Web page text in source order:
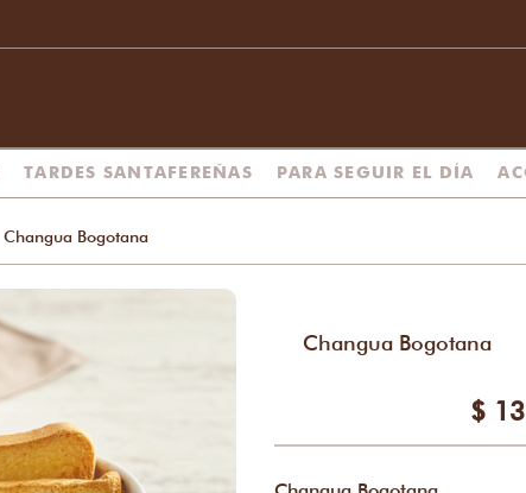
TARDES SANTAFEREÑAS PARA SEGUIR EL DÍA
Changua Bogotana
Changua Bogotana
$